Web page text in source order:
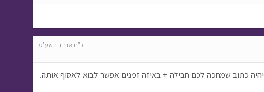
כ"ח אדר ב תשע"ט
כתוב שמחכה לכם חבילה + באיזה זמנים אפשר לבוא לאסוף אותה.